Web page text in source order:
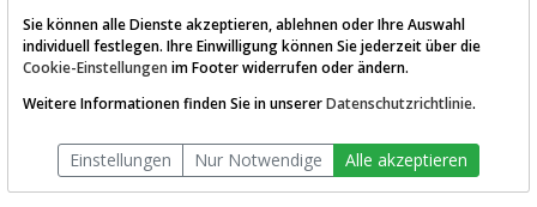
AKTIEN-TERMINAL
Die Aktienanalyse-Plattform von
TraderFox
Sie können alle Dienste akzeptieren, ablehnen oder Ihre Auswahl
individuell festlegen. Ihre Einwilligung können Sie jederzeit über die
Cookie-Einstellungen im Footer widerrufen oder ändern.
Weitere Informationen finden Sie in unsererDatenschutzrichtlinie.
Einstellungen Nur Notwendige Alle akzeptieren